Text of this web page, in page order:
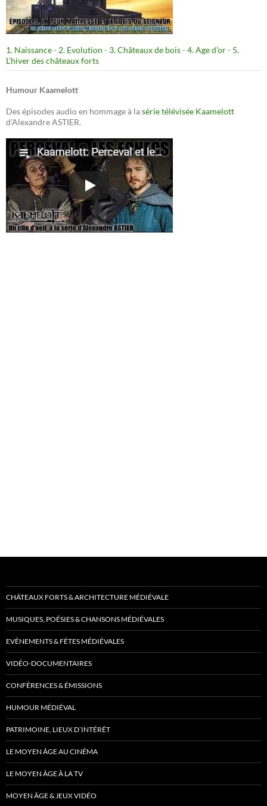
1. Naissance- 2. Evolution - 3. Châteaux de bois- 4. Age d’or- 5.
L’hiver des châteaux forts
Humour Kaamelott
Des épisodes audio en hommage à lasérie télévisée Kaamelott
d'Alexandre ASTIER.
CHÂTEAUX FORTS & ARCHITECTURE MÉDIÉVALE
MUSIQUES, POÉSIES & CHANSONS MÉDIÉVALES
EVÈNEMENTS & FÊTES MÉDIÉVALES
VIDÉO-DOCUMENTAIRES
CONFÉRENCES & ÉMISSIONS
HUMOUR MÉDIÉVAL
PATRIMOINE, LIEUX D’INTÉRÊT
LE MOYEN ÂGE AU CINÉMA
LE MOYEN ÂGE À LA TV
MOYEN ÂGE & JEUX VIDÉO